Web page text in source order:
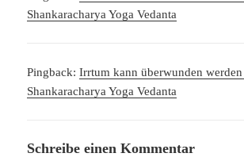
Shankaracharya Yoga Vedanta
Pingback:Irrtum kann überwunden
Shankaracharya Yoga Vedanta
Schreibe einen Kommentar